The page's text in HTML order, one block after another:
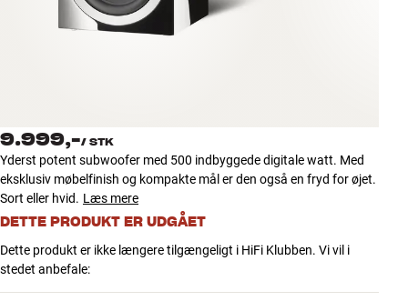
Tilbehør
NYHEDER
TILBUD
Find Butik
Kundeservice
9.999,-/ STK
Yderst potent subwoofer med 500 indbyggede digitale watt. Med
eksklusiv møbelfinish og kompakte mål er den også en fryd for øjet.
Sort eller hvid. Læs mere
DETTE PRODUKT ER UDGÅET
Dette produkt er ikke længere tilgængeligt i HiFi Klubben. Vi vil i
stedet anbefale: